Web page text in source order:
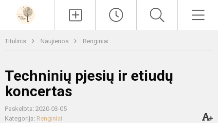
Titulinis Naujienos Renginiai
Techninių pjesių ir etiudų
koncertas
Paskelbta: 2020-03-05
Kategorija: Renginiai